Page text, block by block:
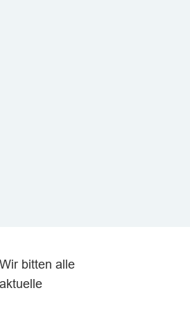
bitten alle